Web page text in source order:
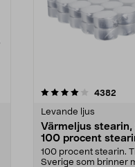
4382
Levande ljus
Värmeljus stearin,
100 procent
100 procent stearin.
Sverige som brinner
4.5av 5